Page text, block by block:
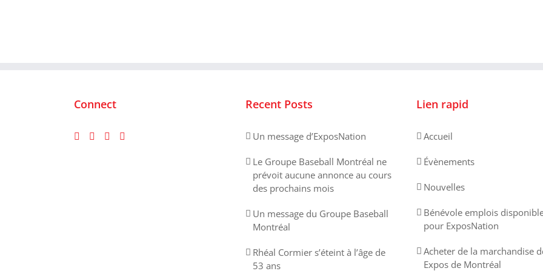
Connect Recent Posts
Un message d’ExposNation
Le Groupe Baseball Montréal ne
prévoit aucune annonce au cours
des prochains mois
Un message du Groupe Baseball
Montréal
Rhéal Cormier s’éteint à l’âge de
53 ans
Lien rapid
Accueil
Évènements
Nouvelles
Bénévole emplois
pour ExposNation
Acheter de la marchandise
Expos de Montréal